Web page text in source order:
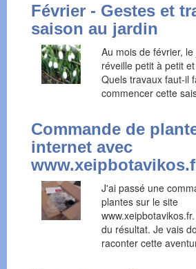
Février - Gestes et
saison au jardin
Au mois de février,
réveille petit à petit
Quels travaux faut-il
commencer cette
Commande de
internet avec
J'ai passé une
plantes sur le site
du résultat. Je vais
raconter cette